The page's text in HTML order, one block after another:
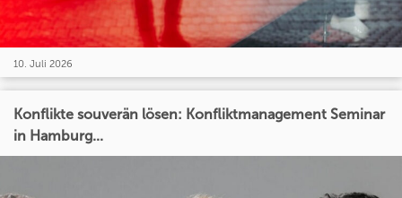
10. Juli 2026
Konflikte souverän lösen: Konfliktmanagement Seminar
in Hamburg...